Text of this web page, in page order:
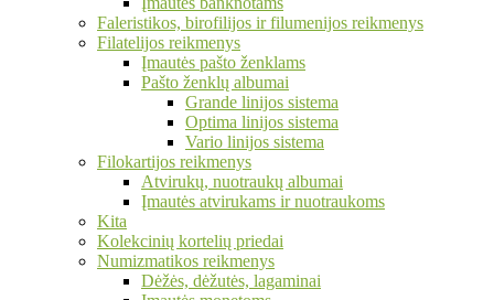
Faleristikos, birofilijos ir filumenijos reikmenys
Filatelijos reikmenys
Įmautės pašto ženklams
Pašto ženklų albumai
Grande linijos sistema
Optima linijos sistema
Vario linijos sistema
Filokartijos reikmenys
Atvirukų, nuotraukų albumai
Įmautės atvirukams ir nuotraukoms
Kita
Kolekcinių kortelių priedai
Numizmatikos reikmenys
Dėžės, dėžutės, lagaminai